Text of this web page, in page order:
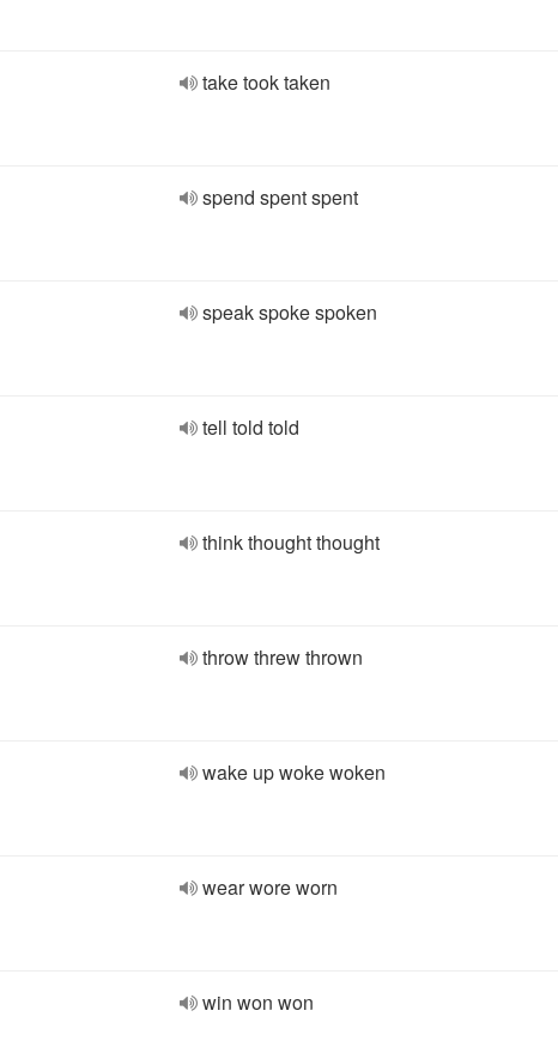
take took taken
spend spent spent
speak spoke spoken
tell told told
think thought thought
throw threw thrown
wake up woke woken
wear wore worn
win won won